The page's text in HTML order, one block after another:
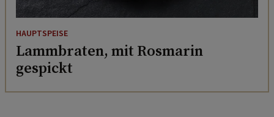
HAUPTSPEISE
Lammbraten, mit Rosmarin
gespickt